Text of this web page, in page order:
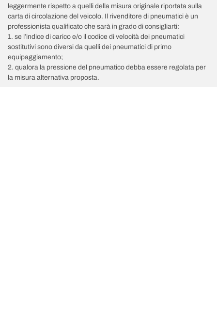
leggermente rispetto a quelli della misura originale riportata sulla
carta di circolazione del veicolo. Il rivenditore di pneumatici è un
professionista qualificato che sarà in grado di consigliarti:
1. se l’indice di carico e/o il codice di velocità dei pneumatici
sostitutivi sono diversi da quelli dei pneumatici di primo
equipaggiamento;
2. qualora la pressione del pneumatico debba essere regolata per
la misura alternativa proposta.